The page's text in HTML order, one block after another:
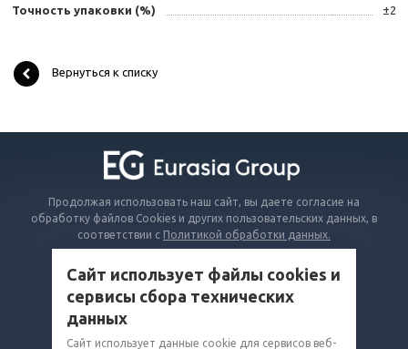
Точность упаковки (%) ±2
Вернуться к списку
Продолжая использовать наш сайт, вы даете согласие на
обработку файлов Cookies и других пользовательских данных, в
соответствии с Политикой обработки данных.
КОМПАНИЯ
Сайт использует файлы cookies и
сервисы сбора технических
данных
Сайт использует данные cookie для сервисов веб-